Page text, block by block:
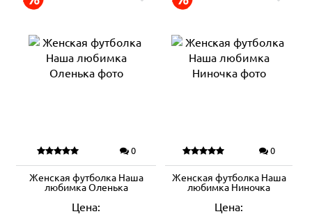
0
Женская футболка Наша
любимка Оленька
Цена:
0
Женская футболка Наша
любимка Ниночка
Цена: